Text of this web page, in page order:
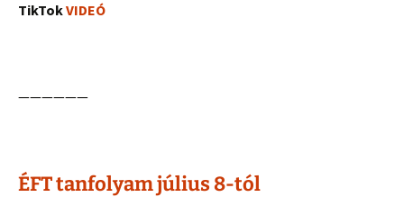
TikTokVIDEÓ
——————
ÉFT tanfolyam július 8-tól